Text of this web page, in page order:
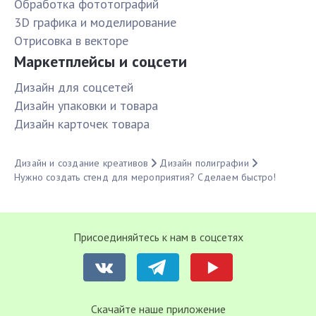
Обработка фототографий
3D графика и моделирование
Отрисовка в векторе
Маркетплейсы и соцсети
Дизайн для соцсетей
Дизайн упаковки и товара
Дизайн карточек товара
Дизайн и создание креативов
Дизайн полиграфии
Нужно создать стенд для мероприятия? Сделаем быстро!
Присоединяйтесь к нам в соцсетях
Cкачайте наше приложение